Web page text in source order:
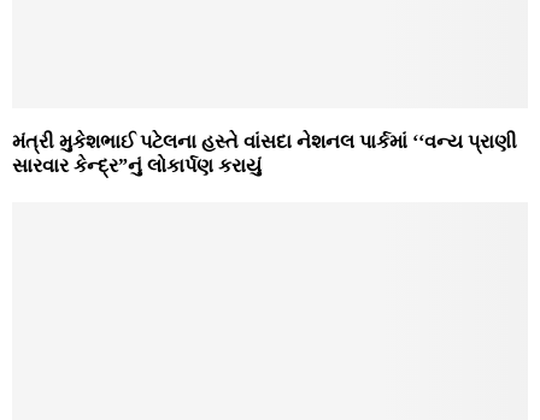
મંત્રી મુકેશભાઈ પટેલના હસ્‍તે વાંસદા નેશનલ પાર્કમાં ‘‘વન્‍ય પ્રાણી
સારવાર કેન્‍દ્ર”નું લોકાર્પણ કરાયું